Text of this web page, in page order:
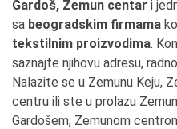
Gardoš, Zemun centar i
sa beogradskim firmama
tekstilnim proizvodima.
saznajte njihovu adresu,
Nalazite se u Zemunu Keju,
centru ili ste u prolazu
Gardošem, Zemunom